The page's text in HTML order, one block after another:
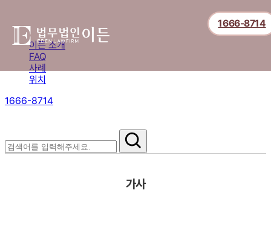
이든 소개
FAQ
사례
위치
1666-8714
1666-8714
가사